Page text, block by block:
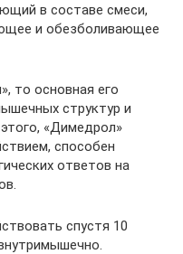
в составе смеси,
и обезболивающее
то основная его
структур и
«Димедрол»
способен
ответов на
спустя 10